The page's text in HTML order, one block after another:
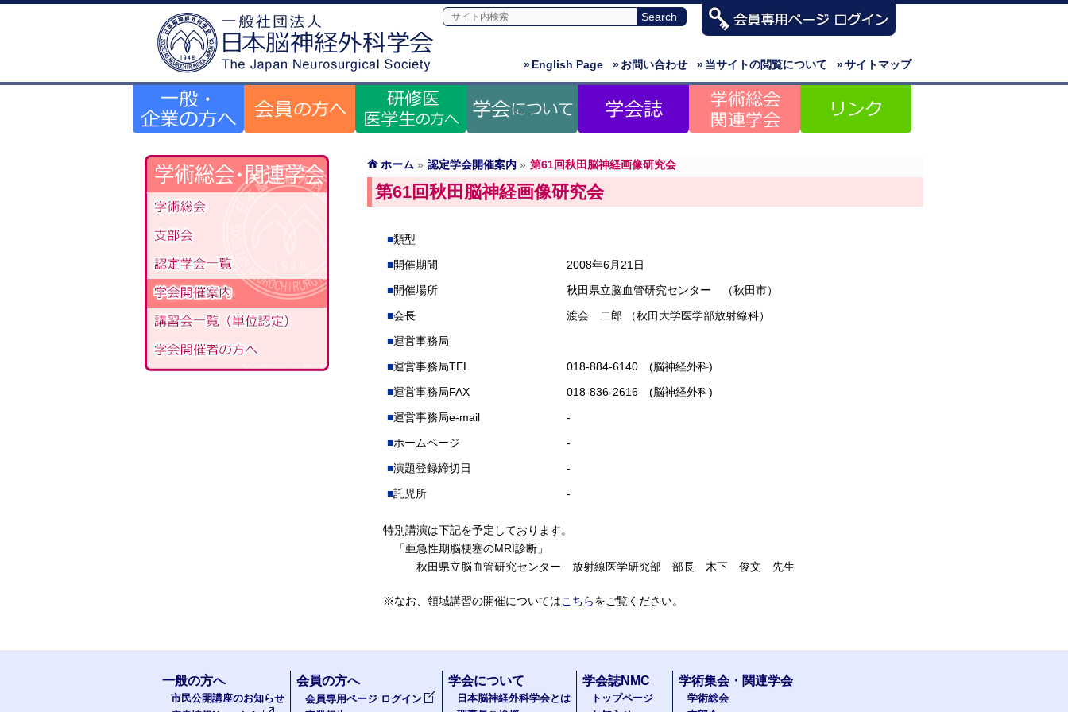
»サイトマップ
»当サイトの閲覧について
»お問い合わせ
»English Page
ホーム » 認定学会開催案内 » 第61回秋田脳神経画像研究会
第61回秋田脳神経画像研究会
類型
開催期間
2008年6月21日
開催場所
秋田県立脳血管研究センター （秋田市）
会長
渡会 二郎 （秋田大学医学部放射線科）
運営事務局
運営事務局TEL
018-884-6140 (脳神経外科)
運営事務局FAX
018-836-2616 (脳神経外科)
運営事務局e-mail
-
ホームページ
-
演題登録締切日
-
託児所
-
特別講演は下記を予定しております。
「亜急性期脳梗塞のMRI診断」
秋田県立脳血管研究センター 放射線医学研究部 部長 木下 俊文 先生
※なお、領域講習の開催についてはこちらをご覧ください。
一般の方へ
市民公開講座のお知らせ
会員の方へ
会員専用ページ ログイン
学会について
日本脳神経外科学会とは
学会誌NMC
トップページ
学術集会・関連学会
学術総会